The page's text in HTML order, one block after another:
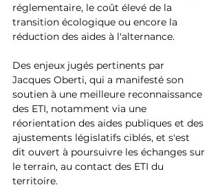
réglementaire, le coût élevé de la
transition écologique ou encore la
réduction des aides à l'alternance.
Des enjeux jugés pertinents par
Jacques Oberti, qui a manifesté son
soutien à une meilleure reconnaissance
des ETI, notamment via une
réorientation des aides publiques et des
ajustements législatifs ciblés, et s'est
dit ouvert à poursuivre les échanges sur
le terrain, au contact des ETI du
territoire.